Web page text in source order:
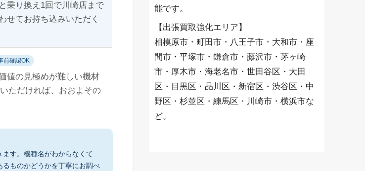
乗り換え1回で川崎店まで
せてお持ち込みいただく
前確認OK
値の見極めが難しい機材
ただければ、おおよその
す。機種名がわからなくて
ものかどうかを丁寧にお調べ
能です。
【出張買取強化エリア】
相模原市・町田市・八王子市・大和市・座
間市・平塚市・鎌倉市・藤沢市・茅ヶ崎
市・厚木市・海老名市・世田谷区・大田
区・目黒区・品川区・新宿区・渋谷区・中
野区・杉並区・練馬区・川崎市・横浜市な
ど。